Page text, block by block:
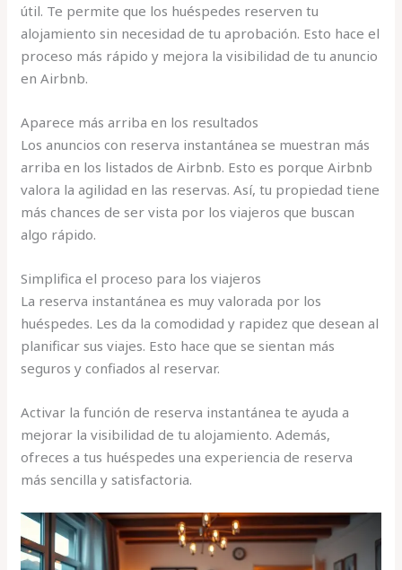
útil. Te permite que los huéspedes reserven tu
alojamiento sin necesidad de tu aprobación. Esto hace el
proceso más rápido y mejora la visibilidad de tu anuncio
en Airbnb.
Aparece más arriba en los resultados
Los anuncios con reserva instantánea se muestran más
arriba en los listados de Airbnb. Esto es porque Airbnb
valora la agilidad en las reservas. Así, tu propiedad tiene
más chances de ser vista por los viajeros que buscan
algo rápido.
Simplifica el proceso para los viajeros
La reserva instantánea es muy valorada por los
huéspedes. Les da la comodidad y rapidez que desean al
planificar sus viajes. Esto hace que se sientan más
seguros y confiados al reservar.
Activar la función de reserva instantánea te ayuda a
mejorar la visibilidad de tu alojamiento. Además,
ofreces a tus huéspedes una experiencia de reserva
más sencilla y satisfactoria.